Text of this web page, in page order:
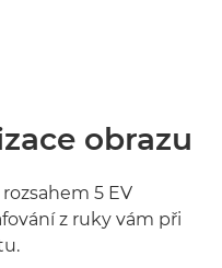
obrazu
5 EV
z ruky vám při